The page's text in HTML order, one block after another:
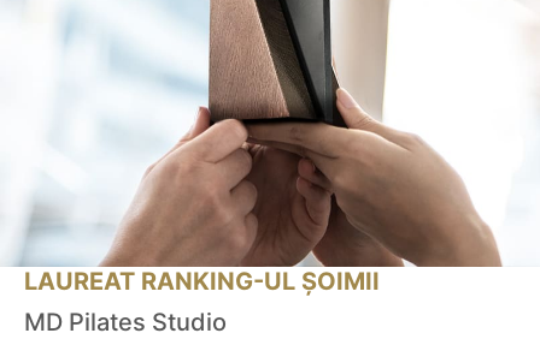
LAUREAT RANKING-UL ȘOIMII
MD Pilates Studio